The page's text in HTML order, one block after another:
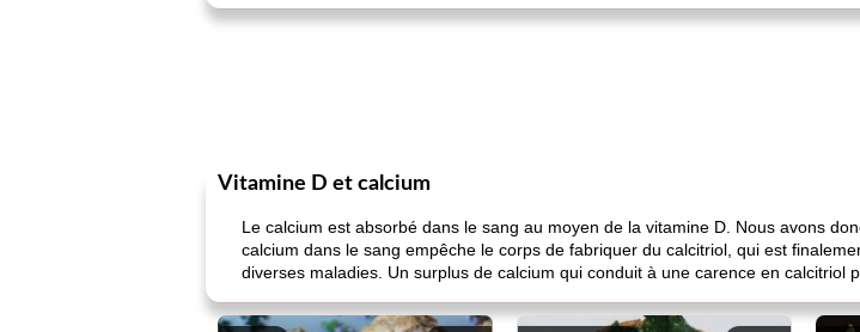
Vitamine D et calcium
Le calcium est absorbé dans le sang au moyen de la vitamine D. Nous avons
calcium dans le sang empêche le corps de fabriquer du calcitriol, qui est
diverses maladies. Un surplus de calcium qui conduit à une carence en calcitriol